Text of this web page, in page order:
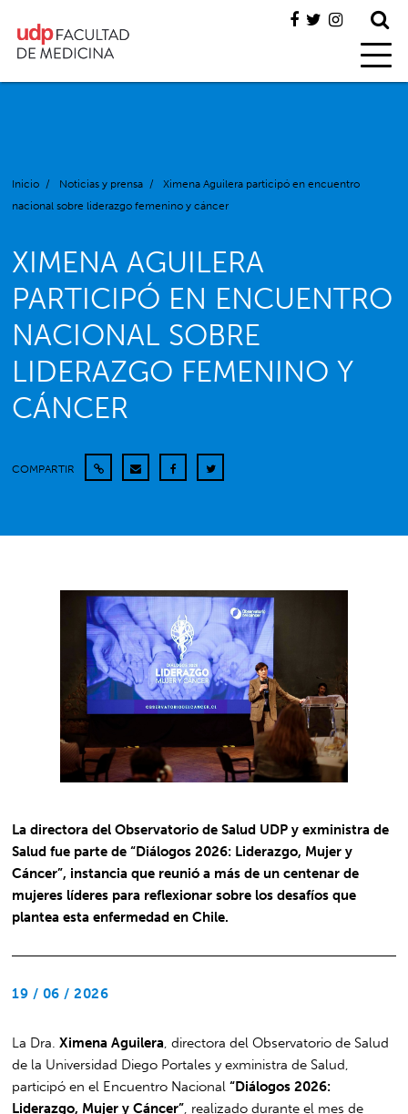
Inicio / Noticias y prensa /
Ximena Aguilera participó en encuentro
nacional sobre liderazgo femenino y cáncer
XIMENA AGUILERA
PARTICIPÓ EN ENCUENTRO
NACIONAL SOBRE
LIDERAZGO FEMENINO Y
CÁNCER
COMPARTIR
La directora del Observatorio de Salud UDP y exministra de
Salud fue parte de “Diálogos 2026: Liderazgo, Mujer y
Cáncer”, instancia que reunió a más de un centenar de
mujeres líderes para reflexionar sobre los desafíos que
plantea esta enfermedad en Chile.
19 / 06 / 2026
La Dra.Ximena Aguilera , directora del Observatorio de Salud
de la Universidad Diego Portales y exministra de Salud,
participó en el Encuentro Nacional“Diálogos 2026:
Liderazgo, Mujer y Cáncer” , realizado durante el mes de